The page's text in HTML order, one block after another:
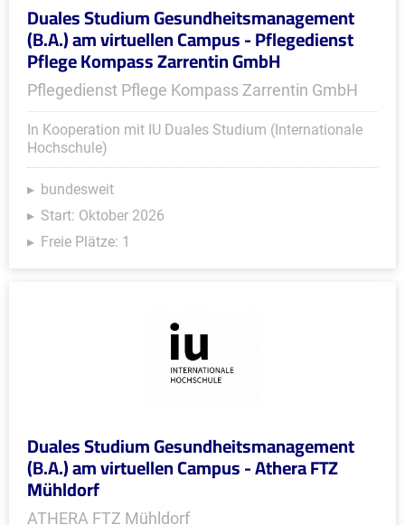
Duales Studium Gesundheitsmanagement
(B.A.) am virtuellen Campus - Pflegedienst
Pflege Kompass Zarrentin GmbH
Pflegedienst Pflege Kompass Zarrentin GmbH
In Kooperation mit IU Duales Studium (Internationale
Hochschule)
bundesweit
Start: Oktober 2026
Freie Plätze: 1
Duales Studium Gesundheitsmanagement
(B.A.) am virtuellen Campus - Athera FTZ
Mühldorf
ATHERA FTZ Mühldorf